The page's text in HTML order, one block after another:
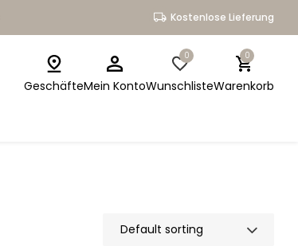
Kostenlose Lieferung
GeschäfteMein Konto
0
Wunschliste
0
Warenkorb